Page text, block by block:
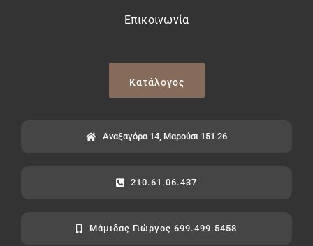
Επικοινωνία
Κατάλογος
Αναξαγόρα 14, Μαρούσι 151 26
210.61.06.437
Μάμιδας Γιώργος 699.499.5458